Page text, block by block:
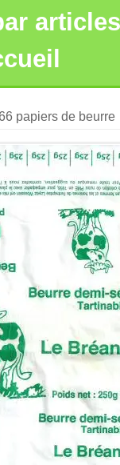
papiers de beurre